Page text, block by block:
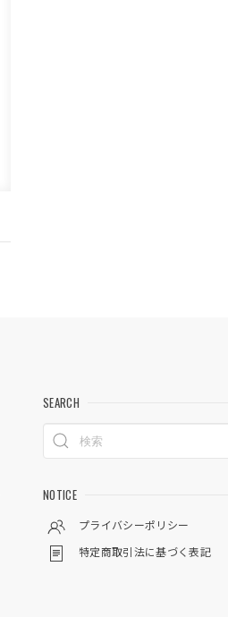
SEARCH
NOTICE
プライバシーポリシー
特定商取引法に基づく表記